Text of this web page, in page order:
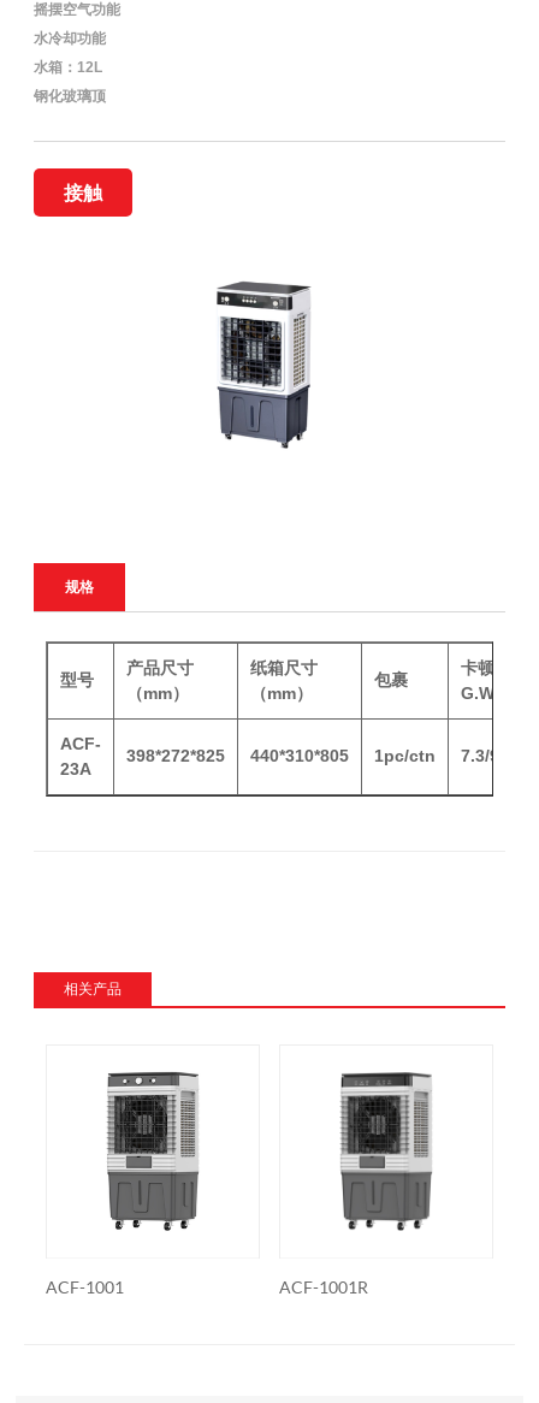
摇摆空气功能
水冷却功能
水箱：12L
钢化玻璃顶
接触
规格
型号
产品尺寸
（mm）
纸箱尺寸
（mm）
包裹
卡顿
G.W/N.W
ACF-
23A
398*272*825 440*310*805 1pc/ctn 7.3/
相关产品
ACF-1001 ACF-1001R